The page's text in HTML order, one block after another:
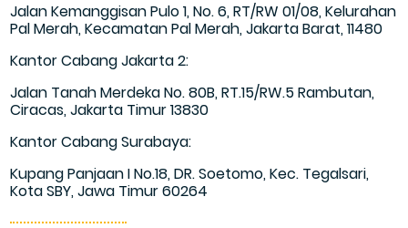
Jalan Kemanggisan Pulo 1, No. 6, RT/RW 01/08, Kelurahan
Pal Merah, Kecamatan Pal Merah, Jakarta Barat, 11480
Kantor Cabang Jakarta 2:
Jalan Tanah Merdeka No. 80B, RT.15/RW.5 Rambutan,
Ciracas, Jakarta Timur 13830
Kantor Cabang Surabaya:
Kupang Panjaan I No.18, DR. Soetomo, Kec. Tegalsari,
Kota SBY, Jawa Timur 60264